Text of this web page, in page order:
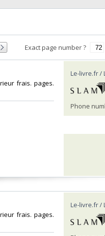
Exact page number ?
frais. pages.
Le-livre.fr /
Phone
frais. pages.
Le-livre.fr /